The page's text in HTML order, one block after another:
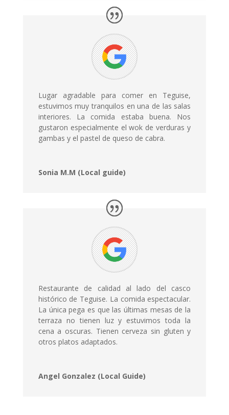
Lugar agradable para comer en Teguise,
estuvimos muy tranquilos en una de las salas
interiores. La comida estaba buena. Nos
gustaron especialmente el wok de verduras y
gambas y el pastel de queso de cabra.
Sonia M.M (Local guide)
Restaurante de calidad al lado del casco
histórico de Teguise. La comida espectacular.
La única pega es que las últimas mesas de la
terraza no tienen luz y estuvimos toda la
cena a oscuras. Tienen cerveza sin gluten y
otros platos adaptados.
Angel Gonzalez (Local Guide)